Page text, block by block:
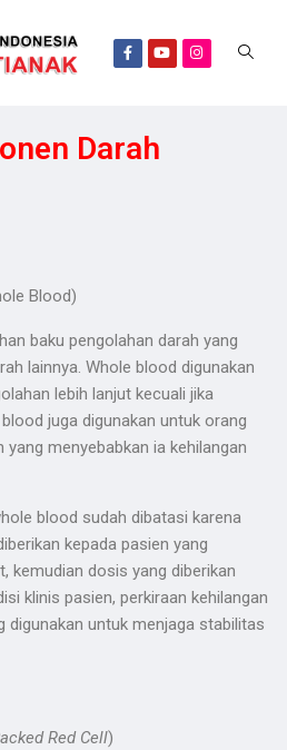
Darah
Blood)
baku pengolahan darah yang
lainnya. Whole blood digunakan
lebih lanjut kecuali jika
juga digunakan untuk orang
menyebabkan ia kehilangan
blood sudah dibatasi karena
kepada pasien yang
kemudian dosis yang diberikan
klinis pasien, perkiraan kehilangan
digunakan untuk menjaga stabilitas
Red Cell)